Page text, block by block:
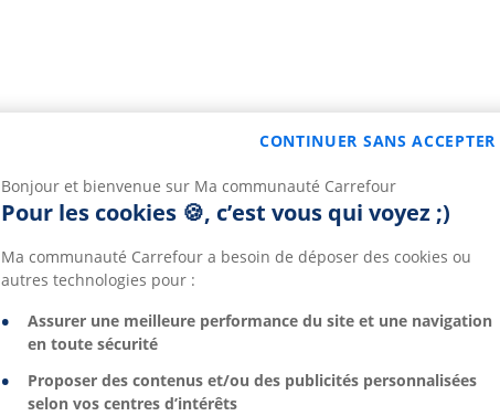
Bonjour et bienvenue sur Ma communauté Carrefour
Pour les cookies 🍪, c’est vous qui voyez ;)
Ma communauté Carrefour a besoin de déposer des cookies ou
autres technologies pour :
Assurer une meilleure performance du site et une navigation
en toute sécurité
Proposer des contenus et/ou des publicités personnalisées
selon vos centres d’intérêts
CONTINUER SANS ACCEPTER